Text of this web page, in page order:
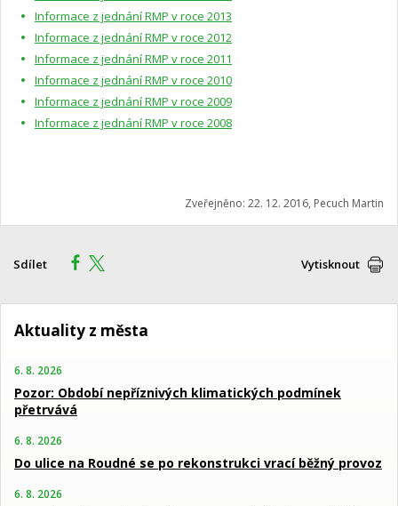
Informace z jednání RMP v roce 2013
Informace z jednání RMP v roce 2012
Informace z jednání RMP v roce 2011
Informace z jednání RMP v roce 2010
Informace z jednání RMP v roce 2009
Informace z jednání RMP v roce 2008
Zveřejněno: 22. 12. 2016, Pecuch Martin
Sdílet Vytisknout
Aktuality z města
6. 8. 2026
Pozor: Období nepříznivých klimatických podmínek
přetrvává
6. 8. 2026
Do ulice na Roudné se po rekonstrukci vrací běžný provoz
6. 8. 2026